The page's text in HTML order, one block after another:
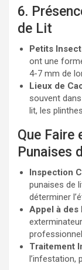
6.
de Lit
Petits
ont une
4-7 mm de
Lieux de
souvent
lit, les
Que Faire
Punaises
Inspection
punaises de
déterminer
Appel à
Traitement
l’infestation,